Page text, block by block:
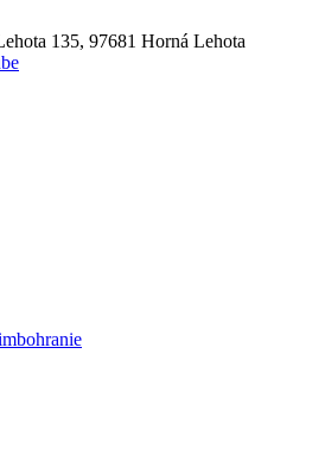
135, 97681 Horná Lehota